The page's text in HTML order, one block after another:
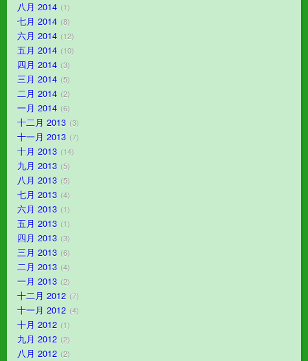
八月 2014 1
七月 2014 8
六月 2014 12
五月 2014 10
四月 2014 3
三月 2014 5
二月 2014 2
一月 2014 6
十二月 2013 3
十一月 2013 7
十月 2013 14
九月 2013 5
八月 2013 5
七月 2013 4
六月 2013 1
五月 2013 1
四月 2013 3
三月 2013 6
二月 2013 4
一月 2013 2
十二月 2012 7
十一月 2012 4
十月 2012 1
九月 2012 2
八月 2012 2